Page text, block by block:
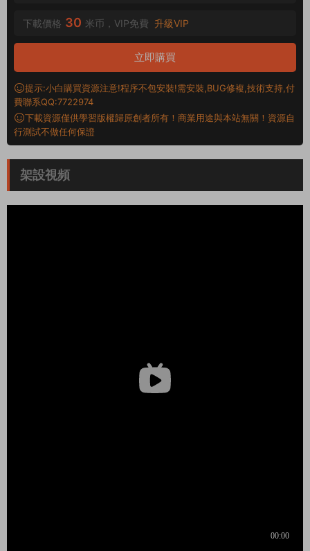
下載價格 30 米币，VIP免費 升級VIP
立即購買
提示:小白購買資源注意!程序不包安裝!需安裝,BUG修複,技術支持,付
費聯系QQ:7722974
下載資源僅供學習版權歸原創者所有！商業用途與本站無關！資源自
行測試不做任何保證
架設視頻